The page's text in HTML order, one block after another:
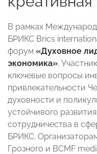
В рамках
БРИКС Brics
форум «Духовное
экономика».
ключевые вопросы
привлекательности
духовности и
устойчивого
сотрудничества в
БРИКС.
Грозного и BCMF